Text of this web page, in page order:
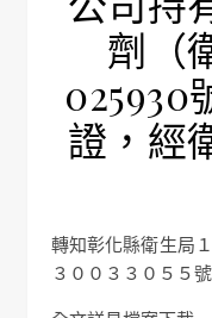
劑（
025930
證，經
轉知彰化縣衛生局１１３年５月２７日彰衛藥字第１１
３００３３０５５